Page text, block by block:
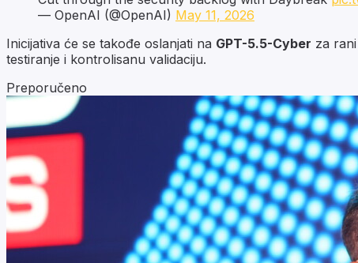
— OpenAI (@OpenAI) May 11, 2026
Inicijativa će se takođe oslanjati na GPT-5.5-Cyber za
testiranje i kontrolisanu validaciju.
Preporučeno